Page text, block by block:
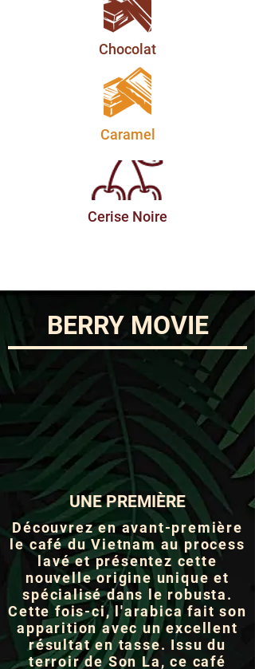
Chocolat
Caramel
Cerise Noire
BERRY MOVIE
UNE PREMIÈRE
Découvrez en avant-première
le café du Vietnam au process
lavé et présentez cette
nouvelle origine unique et
spécialisé dans le robusta.
Cette fois-ci, l'arabica fait son
apparition avec un excellent
résultat en tasse. Issu du
terroir de Son La, ce café